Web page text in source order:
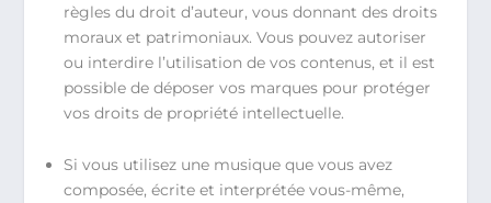
règles du droit d’auteur, vous donnant des droits
moraux et patrimoniaux. Vous pouvez autoriser
ou interdire l’utilisation de vos contenus, et il est
possible de déposer vos marques pour protéger
vos droits de propriété intellectuelle.
Si vous utilisez une musique que vous avez
composée, écrite et interprétée vous-même,